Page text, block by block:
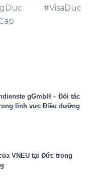
#VisaDuc
gGmbH – Đối tác
lĩnh vực Điều dưỡng
VNEU tại Đức trong